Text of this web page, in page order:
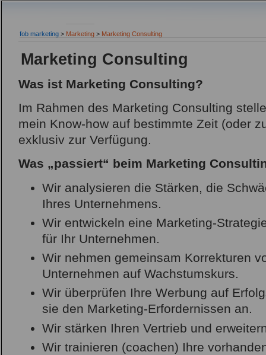
fob marketing > Marketing > Marketing Consulting
Marketing Consulting
Was ist Marketing Consulting?
Im Rahmen des Marketing Consulting
mein Know-how auf bestimmte Zeit (oder
exklusiv zur Verfügung.
Was „passiert“ beim Marketing
Wir analysieren die Stärken, die
Ihres Unternehmens.
Wir entwickeln eine Marketing-
für Ihr Unternehmen.
Wir nehmen gemeinsam Korrekturen
Unternehmen auf Wachstumskurs.
Wir überprüfen Ihre Werbung auf
sie den Marketing-Erfordernissen an.
Wir stärken Ihren Vertrieb und
Wir trainieren (coachen) Ihre